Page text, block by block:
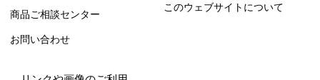
商品ご相談センター
このウェブサイトについて
お問い合わせ